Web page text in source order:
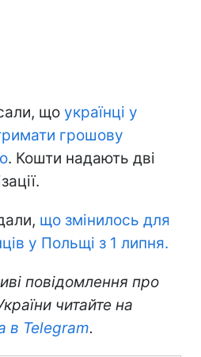
що українці у
грошову
. Кошти надають дві
що змінилось для
у Польщі з 1 липня.
повідомлення про
читайте на
в Telegram.